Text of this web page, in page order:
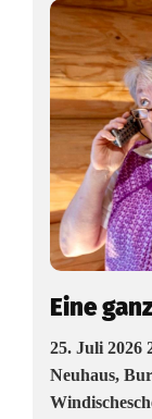
Eine
25. Juli 2026
Neuhaus,